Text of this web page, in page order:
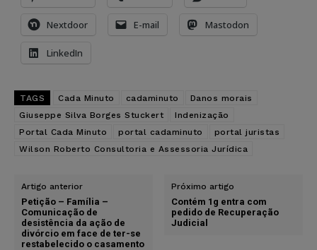
Nextdoor E-mail Mastodon
LinkedIn
TAGS Cada Minuto cadaminuto
Danos morais
Giuseppe Silva Borges Stuckert
Indenização
Portal Cada Minuto
portal cadaminuto
portal juristas
Wilson Roberto Consultoria e Assessoria Jurídica
Artigo anterior
Petição – Família –
Comunicação de
desistência da ação de
divórcio em face de ter-se
restabelecido o casamento
Próximo artigo
Contém 1g entra com
pedido de Recuperação
Judicial